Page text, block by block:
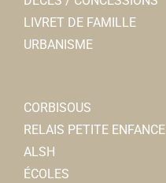
LIVRET DE FAMILLE
URBANISME
CORBISOUS
RELAIS PETITE ENFANCE
ALSH
ÉCOLES